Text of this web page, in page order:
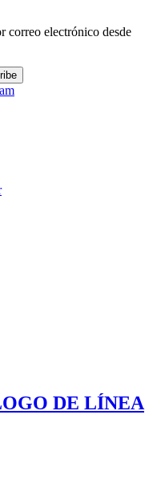
correo electrónico desde
DE LÍNEA